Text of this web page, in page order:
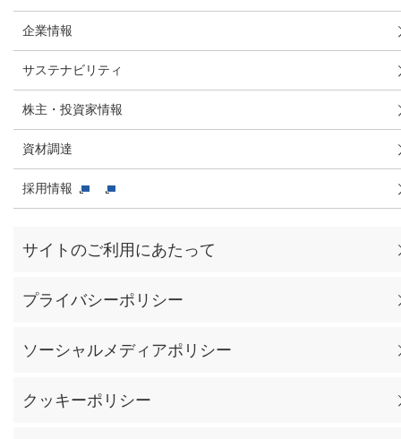
企業情報
サステナビリティ
株主・投資家情報
資材調達
採用情報
サイトのご利用にあたって
プライバシーポリシー
ソーシャルメディアポリシー
クッキーポリシー